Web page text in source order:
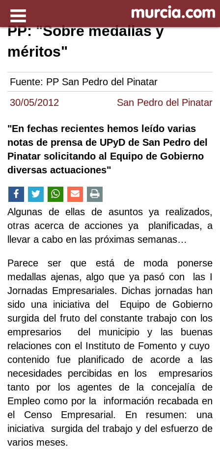
30/05/2012 San Pedro del Pinatar
PP: "Sobre medallas y
méritos"
Fuente: PP San Pedro del Pinatar
"En fechas recientes hemos leído varias
notas de prensa de UPyD de San Pedro del
Pinatar solicitando al Equipo de Gobierno
diversas actuaciones"
Algunas de ellas de asuntos ya realizados,
otras acerca de acciones ya planificadas, a
llevar a cabo en las próximas semanas…
Parece ser que está de moda ponerse
medallas ajenas, algo que ya pasó con las I
Jornadas Empresariales. Dichas jornadas han
sido una iniciativa del Equipo de Gobierno
surgida del fruto del constante trabajo con los
empresarios del municipio y las buenas
relaciones con el Instituto de Fomento y cuyo
contenido fue planificado de acorde a las
necesidades percibidas en los empresarios
tanto por los agentes de la concejalía de
Empleo como por la información recabada en
el Censo Empresarial. En resumen: una
iniciativa surgida del trabajo y del esfuerzo de
varios meses.